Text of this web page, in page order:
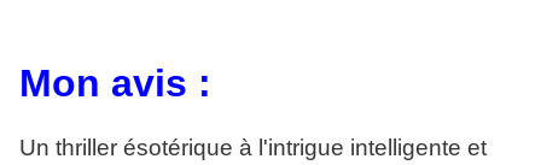
Mon avis :
Un thriller ésotérique à l'intrigue intelligente et